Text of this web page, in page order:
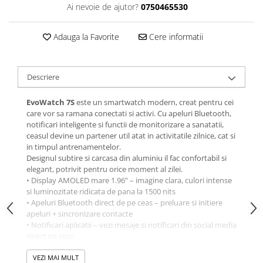
Ai nevoie de ajutor? 0750465530
Adauga la Favorite Cere informatii
Descriere
EvoWatch 7Seste un smartwatch modern, creat pentru cei
care vor sa ramana conectati si activi. Cu apeluri Bluetooth,
notificari inteligente si functii de monitorizare a sanatatii,
ceasul devine un partener util atat in activitatile zilnice, cat si
in timpul antrenamentelor.
Designul subtire si carcasa din aluminiu il fac confortabil si
elegant, potrivit pentru orice moment al zilei.
• Display AMOLED mare 1.96” – imagine clara, culori intense
si luminozitate ridicata de pana la 1500 nits
• Apeluri Bluetooth direct de pe ceas – preluare si initiere
apeluri + sincronizare contacte
• Notificari aplicatii – vezi mesaje si notificari din social media
permanent
VEZI MAI MULT